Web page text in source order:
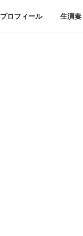
プロフィール 生演